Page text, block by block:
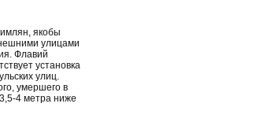
якобы
улицами
Флавий
установка
улиц.
умершего в
4 метра ниже